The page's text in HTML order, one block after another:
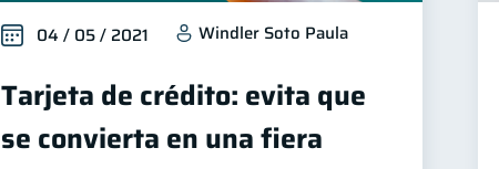
04 / 05 / 2021 Windler Soto Paula
Tarjeta de crédito: evita que
se convierta en una fiera